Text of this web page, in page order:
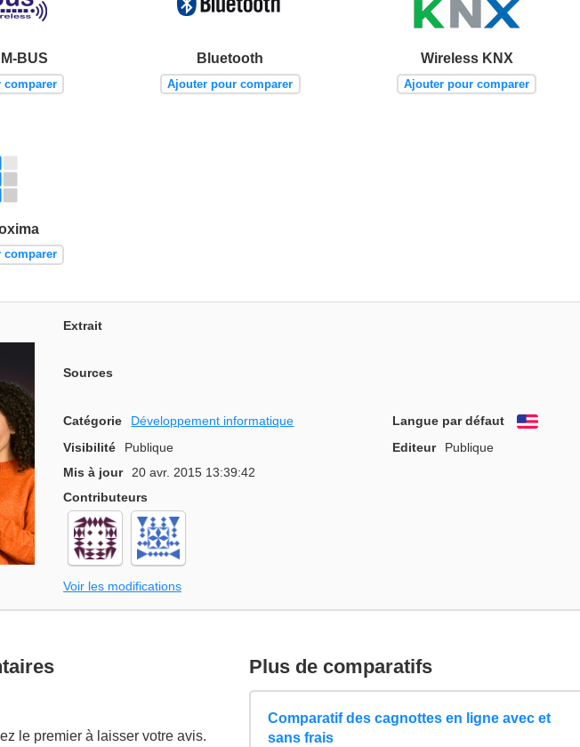
BUS
comparer
Bluetooth
Ajouter pour comparer
Wireless KNX
Ajouter pour comparer
comparer
Extrait
Sources
Catégorie Développement informatique Langue par défaut
English
Visibilité
Publique Editeur
Publique
Mis à jour
20 avr. 2015 13:39:42
Contributeurs
Voir les modifications
le premier à laisser votre avis.
Plus de comparatifs
Comparatif des cagnottes en ligne avec et
sans frais